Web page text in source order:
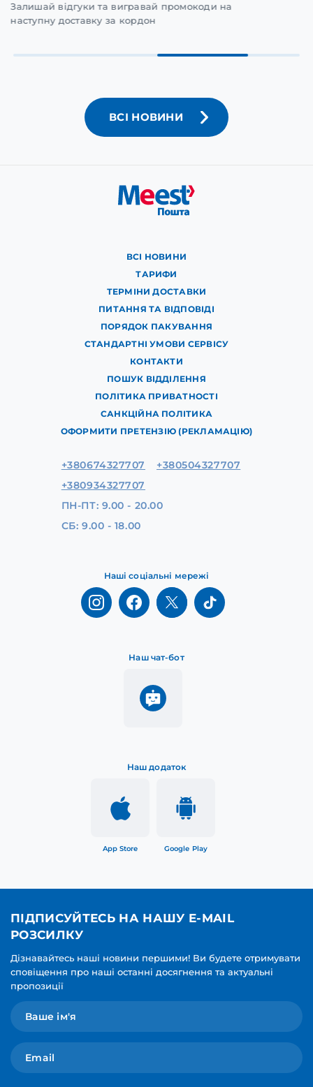
Залишай відгуки та вигравай промокоди на
наступну доставку за кордон
ВСІ НОВИНИ
ВСІ НОВИНИ
ТАРИФИ
ТЕРМІНИ ДОСТАВКИ
ПИТАННЯ ТА ВІДПОВІДІ
ПОРЯДОК ПАКУВАННЯ
СТАНДАРТНІ УМОВИ СЕРВІСУ
КОНТАКТИ
ПОШУК ВІДДІЛЕННЯ
ПОЛІТИКА ПРИВАТНОСТІ
САНКЦІЙНА ПОЛІТИКА
ОФОРМИТИ ПРЕТЕНЗІЮ (РЕКЛАМАЦІЮ)
Наш додаток
App Store Google Play
Наш чат-бот
Наші соціальні мережі
+380674327707
+380504327707
+380934327707
ПН-ПТ: 9.00 - 20.00
СБ: 9.00 - 18.00
ПІДПИСУЙТЕСЬ НА НАШУ E-MAIL
РОЗСИЛКУ
Дізнавайтесь наші новини першими! Ви будете отримувати
сповіщення про наші останні досягнення та актуальні
пропозиції